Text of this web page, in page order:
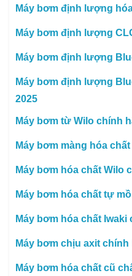
Máy bơm định lượng
Máy bơm định lượng
Máy bơm định lượng
Máy bơm định lượng
2025
Máy bơm từ Wilo chính
Máy bơm màng hóa
Máy bơm hóa chất Wilo
Máy bơm hóa chất tự
Máy bơm hóa chất Iwaki
Máy bơm chịu axit chính
Máy bơm hóa chất cũ